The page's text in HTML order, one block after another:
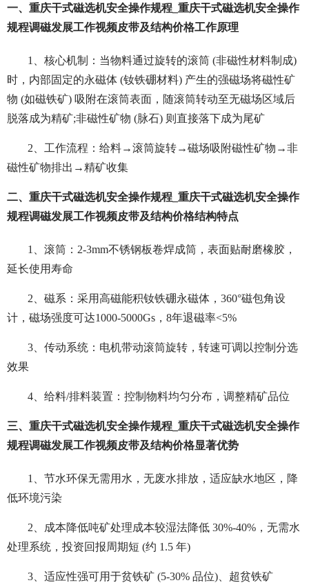
一、重庆干式磁选机安全操作规程_重庆干式磁选机安全操作
规程调磁发展工作视频皮带及结构价格工作原理
1、核心机制：当物料通过旋转的滚筒 (非磁性材料制成)
时，内部固定的永磁体 (钕铁硼材料) 产生的强磁场将磁性矿
物 (如磁铁矿) 吸附在滚筒表面，随滚筒转动至无磁场区域后
脱落成为精矿;非磁性矿物 (脉石) 则直接落下成为尾矿
2、工作流程：给料→滚筒旋转→磁场吸附磁性矿物→非
磁性矿物排出→精矿收集
二、重庆干式磁选机安全操作规程_重庆干式磁选机安全操作
规程调磁发展工作视频皮带及结构价格结构特点
1、 滚筒：2-3mm不锈钢板卷焊成筒，表面贴耐磨橡胶，
延长使用寿命
2、磁系：采用高磁能积钕铁硼永磁体，360°磁包角设
计，磁场强度可达1000-5000Gs，8年退磁率<5%
3、传动系统：电机带动滚筒旋转，转速可调以控制分选
效果
4、给料/排料装置：控制物料均匀分布，调整精矿品位
三、重庆干式磁选机安全操作规程_重庆干式磁选机安全操作
规程调磁发展工作视频皮带及结构价格显著优势
1、节水环保无需用水，无废水排放，适应缺水地区，降
低环境污染
2、成本降低吨矿处理成本较湿法降低 30%-40%，无需水
处理系统，投资回报周期短 (约 1.5 年)
3、适应性强可用于贫铁矿 (5-30% 品位)、超贫铁矿